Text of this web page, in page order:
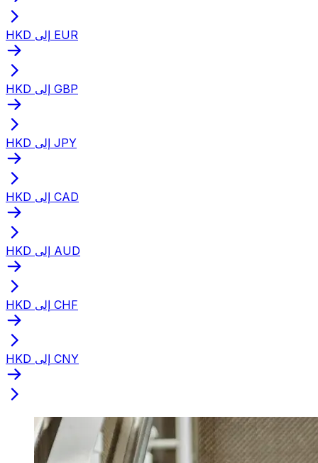
HKD إلى EUR
HKD إلى GBP
HKD إلى JPY
HKD إلى CAD
HKD إلى AUD
HKD إلى CHF
HKD إلى CNY